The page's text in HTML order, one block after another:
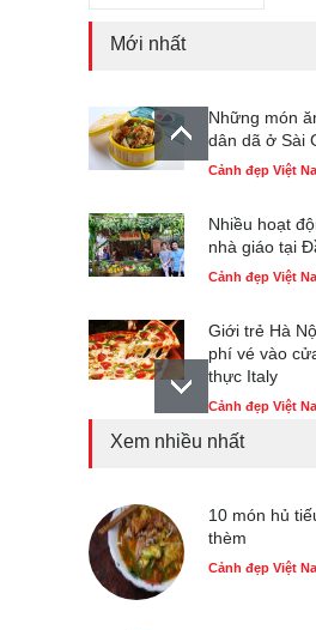
Mới nhất
Những món
dân dã ở Sài
Cảnh đẹp Việt
Nhiều hoạt
nhà giáo tại
Cảnh đẹp Việt
Giới trẻ Hà
phí vé vào
thực Italy
Cảnh đẹp Việt
Cảnh đẹp Việt
Bán đảo Sơn
Xem nhiều nhất
10 món hủ
thèm
Cảnh đẹp Việt